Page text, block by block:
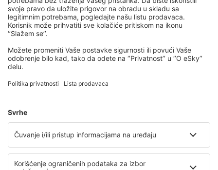
Copyright © eSky.rs. Sva prava zadržana.